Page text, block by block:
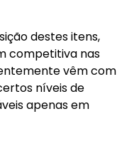
destes itens,
competitiva nas
vêm com
níveis de
apenas em